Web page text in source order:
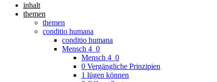
inhalt
themen
themen
conditio humana
conditio humana
Mensch 4_0
Mensch 4_0
0 Vergängliche Prinzipien
1 lügen können